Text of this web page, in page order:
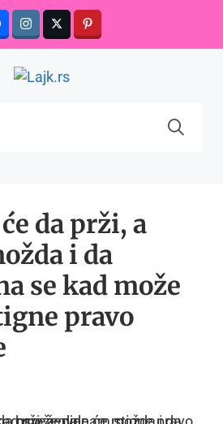
da prži, a
i da
se kad može
pravo